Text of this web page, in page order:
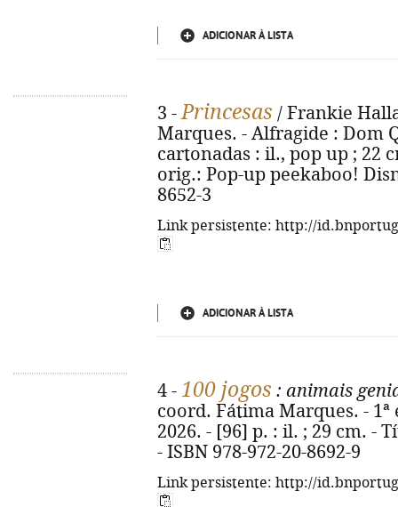
ADICIONAR À LISTA
3 -Princesas / Frankie
Marques. - Alfragide : Dom
cartonadas : il., pop up ; 22
orig.: Pop-up peekaboo!
8652-3
Link persistente: http://
ADICIONAR À LISTA
4 - 100 jogos : animais
coord. Fátima Marques. -
2026. - [96] p. : il. ; 29 cm. -
- ISBN 978-972-20-8692-9
Link persistente: http://